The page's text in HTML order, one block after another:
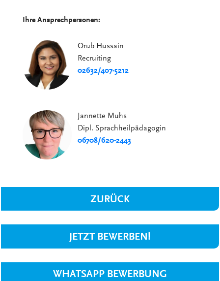
Ihre Ansprechpersonen:
Orub Hussain
Recruiting
02632/407-5212
Jannette Muhs
Dipl. Sprachheilpädagogin
06708/620-2443
ZURÜCK
JETZT BEWERBEN!
WHATSAPP BEWERBUNG